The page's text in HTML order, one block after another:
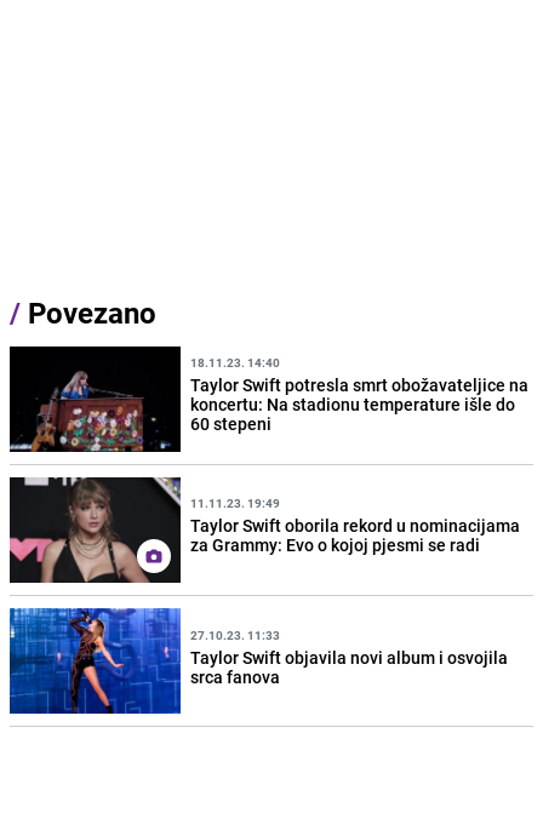
/ Povezano
18.11.23. 14:40
Taylor Swift potresla smrt obožavateljice na
koncertu: Na stadionu temperature išle do
60 stepeni
11.11.23. 19:49
Taylor Swift oborila rekord u nominacijama
za Grammy: Evo o kojoj pjesmi se radi
27.10.23. 11:33
Taylor Swift objavila novi album i osvojila
srca fanova